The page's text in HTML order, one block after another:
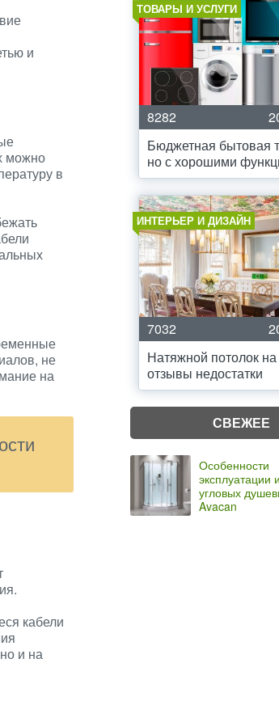
и
можно
в
не
на
кабели
и на
ТОВАРЫ И УСЛУГИ
8282
Бюджетная бытовая
но с хорошими
ИНТЕРЬЕР И ДИЗАЙН
7032
Натяжной потолок на
отзывы недостатки
СВЕЖЕЕ
Особенности
эксплуатации
угловых
Avacan